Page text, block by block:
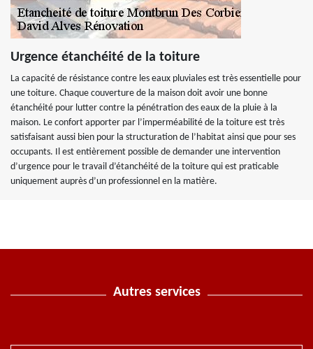
Urgence étanchéité de la toiture
La capacité de résistance contre les eaux pluviales est très essentielle pour
une toiture. Chaque couverture de la maison doit avoir une bonne
étanchéité pour lutter contre la pénétration des eaux de la pluie à la
maison. Le confort apporter par l’imperméabilité de la toiture est très
satisfaisant aussi bien pour la structuration de l’habitat ainsi que pour ses
occupants. Il est entièrement possible de demander une intervention
d’urgence pour le travail d’étanchéité de la toiture qui est praticable
uniquement auprès d’un professionnel en la matière.
Autres services